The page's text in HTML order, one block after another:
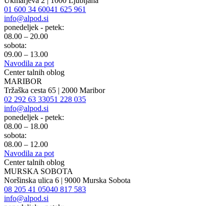
01 600 34 60041 625 961
info@alpod.si
ponedeljek - petek:
08.00 – 20.00
sobota:
09.00 – 13.00
Navodila za pot
Center talnih oblog
MARIBOR
Tržaška cesta 65 | 2000 Maribor
02 292 63 33051 228 035
info@alpod.si
ponedeljek - petek:
08.00 – 18.00
sobota:
08.00 – 12.00
Navodila za pot
Center talnih oblog
MURSKA SOBOTA
Noršinska ulica 6 | 9000 Murska Sobota
08 205 41 05040 817 583
info@alpod.si